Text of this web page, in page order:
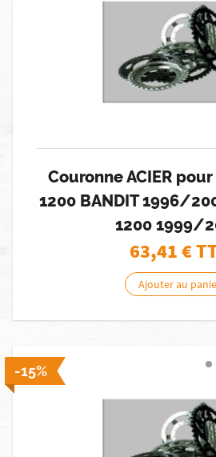
Couronne ACIER pour
1200 BANDIT 1996/
1200 1999/
63,41€
Ajouter au
-15%